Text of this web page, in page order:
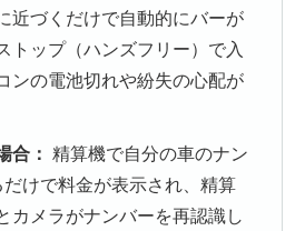
近づくだけで自動的にバーが
トップ（ハンズフリー）で入
ンの電池切れや紛失の心配が
合： 精算機で自分の車のナン
けで料金が表示され、精算
カメラがナンバーを再認識し